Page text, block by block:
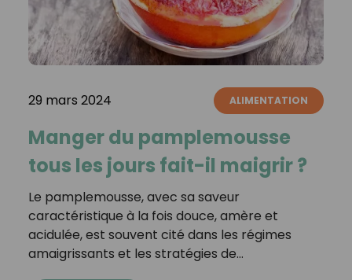
29 mars 2024 ALIMENTATION
Manger du pamplemousse
tous les jours fait-il maigrir ?
Le pamplemousse, avec sa saveur
caractéristique à la fois douce, amère et
acidulée, est souvent cité dans les régimes
amaigrissants et les stratégies de…